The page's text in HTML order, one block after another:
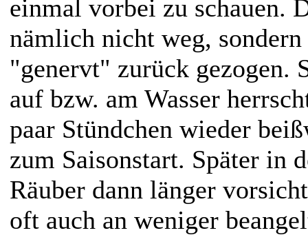
einmal vorbei zu schauen.
nämlich nicht weg,
"genervt" zurück gezogen.
auf bzw. am Wasser
paar Stündchen wieder
zum Saisonstart. Später in
Räuber dann länger
oft auch an weniger